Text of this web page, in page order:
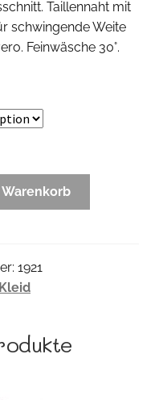
Taillennaht mit
schwingende Weite
Feinwäsche 30°.
Warenkorb
1921
Kleid